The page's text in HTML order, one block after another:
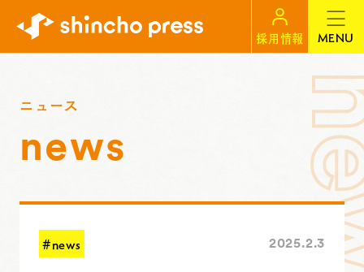
採用情報 MENU
ニュース
news
#news 2025.2.3